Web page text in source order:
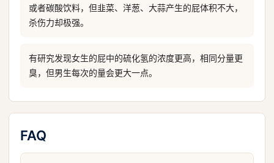
或者碳酸饮料，但韭菜、洋葱、大蒜产生的屁体积不大，
杀伤力却极强。
有研究发现女生的屁中的硫化氢的浓度更高，相同分量更
臭，但男生每次的量会更大一点。
FAQ